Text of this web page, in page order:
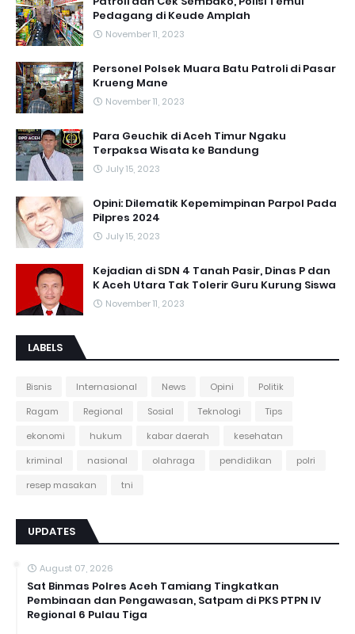
Pedagang di Keude Amplah
November 11, 2023
Personel Polsek Muara Batu Patroli di Pasar
Krueng Mane
November 11, 2023
Para Geuchik di Aceh Timur Ngaku
Terpaksa Wisata ke Bandung
July 15, 2023
Opini: Dilematik Kepemimpinan Parpol Pada
Pilpres 2024
July 15, 2023
Kejadian di SDN 4 Tanah Pasir, Dinas P dan
K Aceh Utara Tak Tolerir Guru Kurung Siswa
November 11, 2023
LABELS
Bisnis Internasional News Opini
Politik
Ragam
Regional Sosial Teknologi
Tips
ekonomi
hukum kabar daerah
kesehatan
kriminal
nasional olahraga pendidikan
polri
resep masakan
tni
UPDATES
August 07, 2026
Sat Binmas Polres Aceh Tamiang Tingkatkan
Pembinaan dan Pengawasan, Satpam di PKS PTPN IV
Regional 6 Pulau Tiga